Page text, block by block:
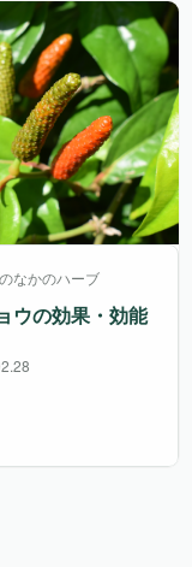
なかのハーブ
ウの効果・効能